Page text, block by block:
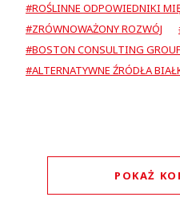
#ROŚLINNE ODPOWIEDNIKI
#ZRÓWNOWAŻONY ROZWÓJ
#BOSTON CONSULTING
#ALTERNATYWNE ŹRÓDŁA
POKAŻ